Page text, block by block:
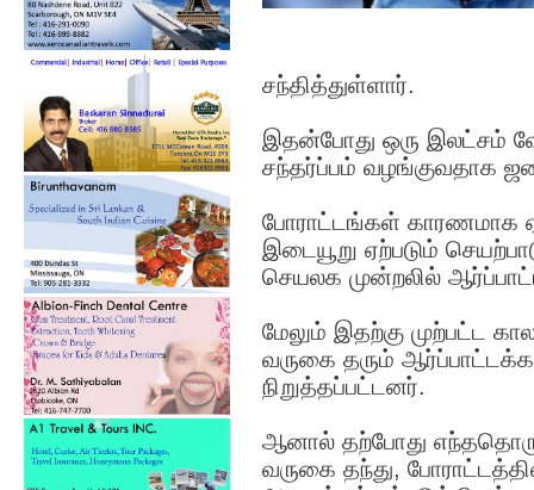
சந்தித்துள்ளார்.
இதன்போது ஒரு இலட்சம்
சந்தர்ப்பம் வழங்குவதாக
போராட்டங்கள் காரணமாக
இடையூறு ஏற்படும்
செயலக முன்றலில்
மேலும் இதற்கு முற்பட்ட
வருகை தரும்
நிறுத்தப்பட்டனர்.
ஆனால் தற்போது
வருகை தந்து,